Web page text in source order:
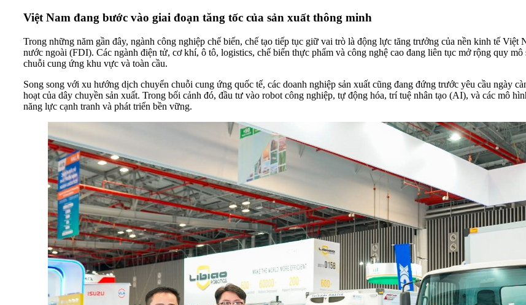
Việt Nam đang bước vào giai đoạn tăng tốc của sản xuất thông minh
Trong những năm gần đây, ngành công nghiệp chế biến, chế tạo tiếp tục giữ vai trò là động lực tăng trưởng của nền kinh tế
nước ngoài (FDI). Các ngành điện tử, cơ khí, ô tô, logistics, chế biến thực phẩm và công nghệ cao đang liên tục mở rộng quy
chuỗi cung ứng khu vực và toàn cầu.
Song song với xu hướng dịch chuyển chuỗi cung ứng quốc tế, các doanh nghiệp sản xuất cũng đang đứng trước yêu cầu ngày
hoạt của dây chuyền sản xuất. Trong bối cảnh đó, đầu tư vào robot công nghiệp, tự động hóa, trí tuệ nhân tạo (AI), và các mô
năng lực cạnh tranh và phát triển bền vững.